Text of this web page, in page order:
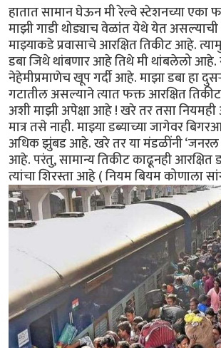
हातात सामान घेऊन मी रेल्वे स्टेशनच्या एका
माझी गाडी थोड्याच वेळांत येथे येत
माझ्याकडे प्रवासाचे आरक्षित तिकीट आहे.
डबा जिथे थांबणार आहे तिथे मी थांबलेलो आहे.
नेहेमीप्रमाणेच खूप गर्दी आहे. माझा डबा हा
गटातील असल्याने त्यात फक्त आरक्षित
अशी माझी अपेक्षा आहे ! खरे तर तसा
मात्र तसे नाही. माझ्या डब्याच्या जागेवर
अधिक झुंबड आहे. खरे तर या मंडळींनी ‘जनरल
आहे. परंतु, सामान्य तिकीट काढूनही आरक्षित
त्यांचा शिरस्ता आहे ( नियम बियम कोणाला